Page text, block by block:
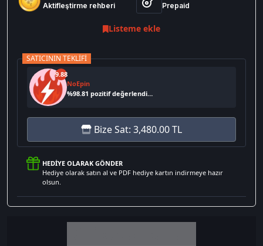
Aktifleştirme rehberi
Prepaid
Listeme ekle
SATICININ TEKLIFI
9.88
NoEpin
%98.81 pozitif değerlendirme
Bize Sat: 3,480.00 TL
HEDIYE OLARAK GÖNDER
Hediye olarak satın al ve PDF hediye kartın indirmeye hazır
olsun.